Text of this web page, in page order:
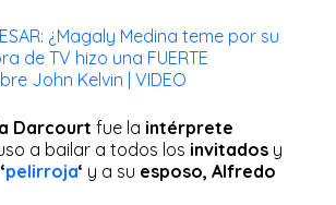
¿Magaly Medina teme por su
de TV hizo una FUERTE
John Kelvin | VIDEO
Darcourt fue la intérprete
a bailar a todos los invitados y
‘pelirroja‘ y a su esposo, Alfredo